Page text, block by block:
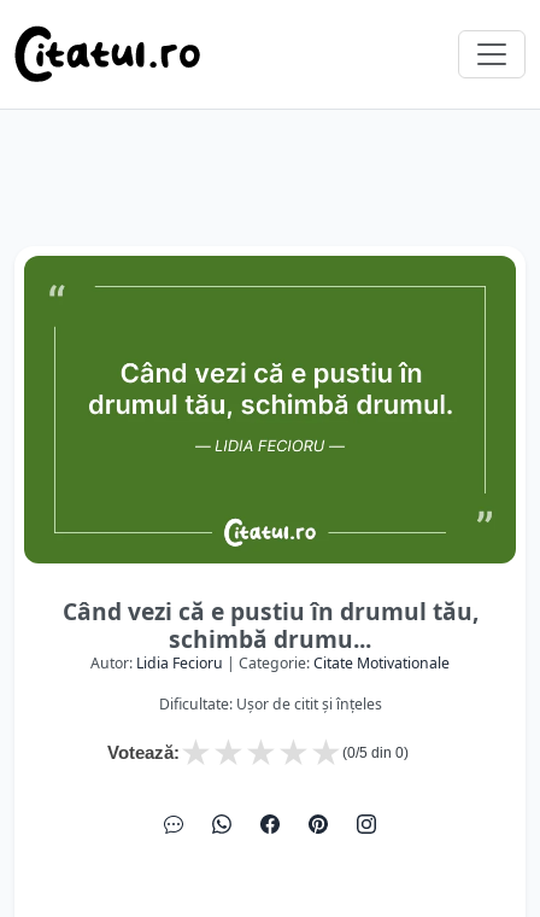
Când vezi că e pustiu în drumul tău,
schimbă drumu...
Autor: Lidia Fecioru | Categorie:Citate Motivationale
Dificultate: Ușor de citit și înțeles
Votează: ★
★
★
★
★ (0/5 din 0)